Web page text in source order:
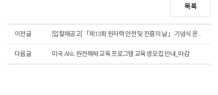
목록
이전글
다음글 미국 ANL 원전해체 교육 프로그램 교육생 모집 안내_마감